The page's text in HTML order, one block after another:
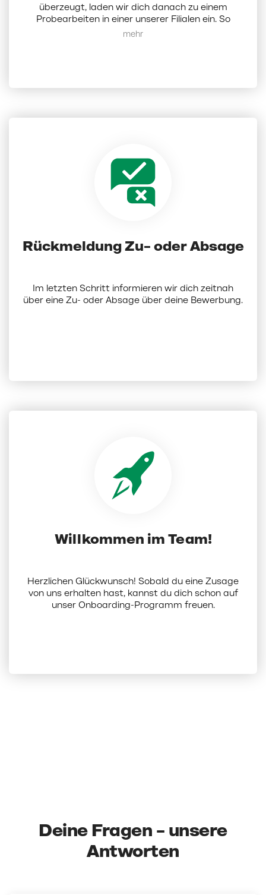
überzeugt, laden wir dich danach zu einem
Probearbeiten in einer unserer Filialen ein. So
erhältst du einen direkten Einblick in deinen
Mehr anzeigen
Rückmeldung Zu- oder Absage
Im letzten Schritt informieren wir dich zeitnah
über eine Zu- oder Absage über deine Bewerbung.
Willkommen im Team!
Herzlichen Glückwunsch! Sobald du eine Zusage
von uns erhalten hast, kannst du dich schon auf
unser Onboarding-Programm freuen.
Deine Fragen – unsere
Antworten